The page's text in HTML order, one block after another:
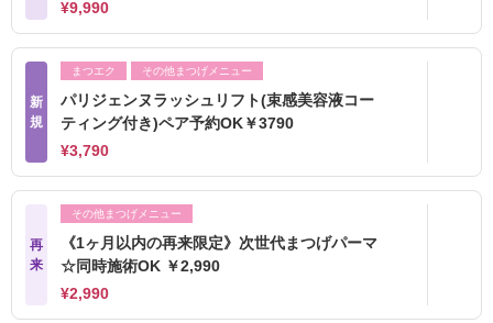
¥9,990
新
規
まつエク その他まつげメニュー
パリジェンヌラッシュリフト(束感美容液コー
ティング付き)ペア予約OK￥3790
¥3,790
再
来
その他まつげメニュー
《1ヶ月以内の再来限定》次世代まつげパーマ
☆同時施術OK ￥2,990
¥2,990